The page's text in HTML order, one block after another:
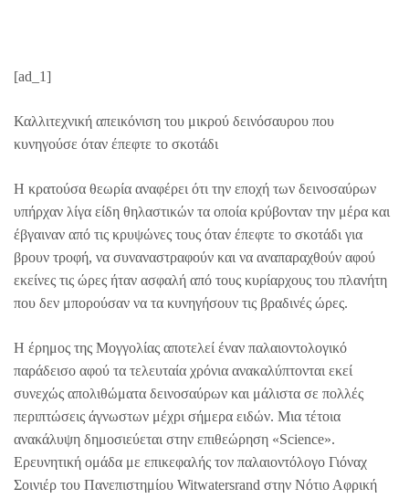
[ad_1]
Καλλιτεχνική απεικόνιση του μικρού δεινόσαυρου που
κυνηγούσε όταν έπεφτε το σκοτάδι
Η κρατούσα θεωρία αναφέρει ότι την εποχή των δεινοσαύρων
υπήρχαν λίγα είδη θηλαστικών τα οποία κρύβονταν την μέρα και
έβγαιναν από τις κρυψώνες τους όταν έπεφτε το σκοτάδι για
βρουν τροφή, να συναναστραφούν και να αναπαραχθούν αφού
εκείνες τις ώρες ήταν ασφαλή από τους κυρίαρχους του πλανήτη
που δεν μπορούσαν να τα κυνηγήσουν τις βραδινές ώρες.
Η έρημος της Μογγολίας αποτελεί έναν παλαιοντολογικό
παράδεισο αφού τα τελευταία χρόνια ανακαλύπτονται εκεί
συνεχώς απολιθώματα δεινοσαύρων και μάλιστα σε πολλές
περιπτώσεις άγνωστων μέχρι σήμερα ειδών. Μια τέτοια
ανακάλυψη δημοσιεύεται στην επιθεώρηση «Science».
Ερευνητική ομάδα με επικεφαλής τον παλαιοντόλογο Γιόναχ
Σοινιέρ του Πανεπιστημίου Witwatersrand στην Νότιο Αφρική